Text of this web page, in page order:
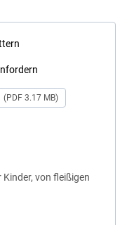
(PDF 3.17 MB)
von fleißigen